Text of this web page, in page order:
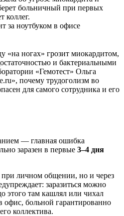
больничный при первых
коллег.
«на ногах» грозит миокардитом,
и бактериальными
«Гемотест» Ольга
почему трудоголизм во
для самого сотрудника и его
— главная ошибка
заразен в первые 3–4 дня
при личном общении, но и через
заразиться можно
этого там кашлял или чихал
больной гарантированно
коллектива.